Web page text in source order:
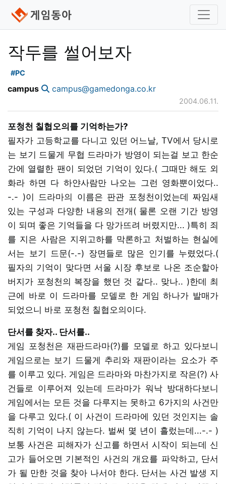
작두를 썰어보자
#PC
campus campus@gamedonga.co.kr
2004.06.11.
포청천 칠협오의를 기억하는가?
필자가 고등학교를 다니고 있던 어느날, TV에서 당시로
는 보기 드물게 무협 드라마가 방영이 되는걸 보고 한순
간에 열렬한 팬이 되었던 기억이 있다.( 그때만 해도 외
화라 하면 다 하얀사람만 나오는 그런 영화뿐이었다..
-.- )이 드라마의 이름은 판관 포청천이었는데 짜임새
있는 구성과 다양한 내용의 전개( 물론 오랜 기간 방영
이 되며 좋은 기억들을 다 망가뜨려 버렸지만... )특히 죄
를 지은 사람은 지위고하를 막론하고 처벌하는 현실에
서는 보기 드문(-.-) 장면들로 많은 인기를 누렸었다.(
필자의 기억이 맞다면 서울 시장 후보로 나온 조순할아
버지가 포청천의 복장을 했던 것 같다.. 맞나.. )한데 최
근에 바로 이 드라마를 모델로 한 게임 하나가 발매가
되었으니 바로 포청천 칠협오의이다.
단서를 찾자.. 단서를..
게임 포청천은 재판드라마(?)를 모델로 하고 있다보니
게임으로는 보기 드물게 추리와 재판이라는 요소가 주
를 이루고 있다. 게임은 드라마와 마찬가지로 작은(?) 사
건들로 이루어져 있는데 드라마가 워낙 방대하다보니
게임에서는 모든 것을 다루지는 못하고 6가지의 사건만
을 다루고 있다.( 이 사건이 드라마에 있던 것인지는 솔
직히 기억이 나지 않는다. 벌써 몇 년이 흘렀는데...-.- )
보통 사건은 피해자가 신고를 하면서 시작이 되는데 신
고가 들어오면 기본적인 사건의 개요를 파악하고, 단서
가 될 만한 것을 찾아 나서야 한다. 단서는 사건 발생 지